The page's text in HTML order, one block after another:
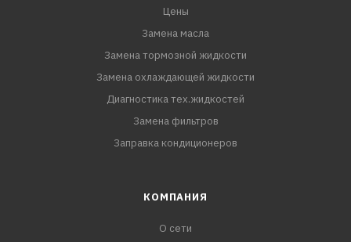
Цены
Замена масла
Замена тормозной жидкости
Замена охлаждающей жидкости
Диагностика тех.жидкостей
Замена фильтров
Заправка кондиционеров
КОМПАНИЯ
О сети